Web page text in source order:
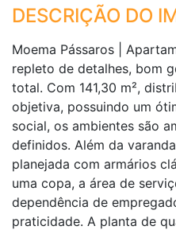
DESCRIÇÃO DO
Moema Pássaros |
repleto de detalhes, bom
total. Com 141,30 m²,
objetiva, possuindo um
social, os ambientes são
definidos. Além da
planejada com armários
uma copa, a área de
dependência de
praticidade. A planta de